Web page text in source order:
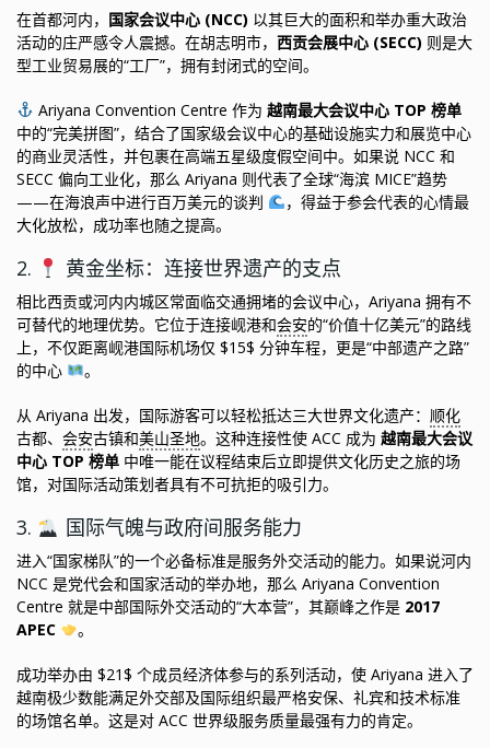
在首都河内， 国家会议中心 (NCC) 以其巨大的面积和举办重大政治
活动的庄严感令人震撼。在胡志明市， 西贡会展中心 (SECC) 则是大
型工业贸易展的“工厂”，拥有封闭式的空间。
Ariyana Convention Centre 作为 越南最大会议中心 TOP 榜单
中的“完美拼图”，结合了国家级会议中心的基础设施实力和展览中心
的商业灵活性，并包裹在高端五星级度假空间中。如果说 NCC 和
SECC 偏向工业化，那么 Ariyana 则代表了全球“海滨 MICE”趋势
——在海浪声中进行百万美元的谈判
，得益于参会代表的心情最
大化放松，成功率也随之提高。
2. 黄金坐标：连接世界遗产的支点
相比西贡或河内内城区常面临交通拥堵的会议中心，Ariyana 拥有不
可替代的地理优势。它位于连接岘港和会安的“价值十亿美元”的路线
上，不仅距离岘港国际机场仅 $15$ 分钟车程，更是“中部遗产之路”
的中心
。
从 Ariyana 出发，国际游客可以轻松抵达三大世界文化遗产： 顺化
古都、 会安古镇和美山圣地。这种连接性使 ACC 成为 越南最大会议
中心 TOP 榜单 中唯一能在议程结束后立即提供文化历史之旅的场
馆，对国际活动策划者具有不可抗拒的吸引力。
3. 国际气魄与政府间服务能力
进入“国家梯队”的一个必备标准是服务外交活动的能力。如果说河内
NCC 是党代会和国家活动的举办地，那么 Ariyana Convention
Centre 就是中部国际外交活动的“大本营”，其巅峰之作是 2017
APEC
。
成功举办由 $21$ 个成员经济体参与的系列活动，使 Ariyana 进入了
越南极少数能满足外交部及国际组织最严格安保、礼宾和技术标准
的场馆名单。这是对 ACC 世界级服务质量最强有力的肯定。